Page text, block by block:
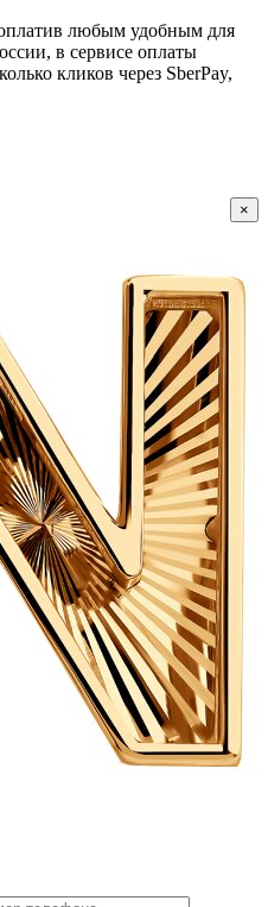
любым удобным для
в сервисе оплаты
кликов через SberPay,
×